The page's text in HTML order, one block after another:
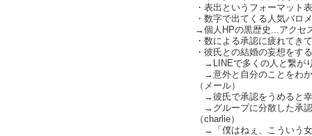
・表出というフォーマット
・数字で出てくる人気バロ
→個人HPの黒歴史...アクセ
・数による承認に疲れてき
・彼氏との結婚の妄想をす
→LINEで多くの人と繋が
→意外と自分のことをわか
（メール）
→彼氏で承認をうめると幸
→グループに分散した承認
（charlie）
→「僕はねぇ、こういう